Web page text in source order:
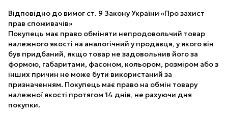
Відповідно до вимог ст. 9 Закону України «Про захист
прав споживачів»
Покупець має право обміняти непродовольчий товар
належного якості на аналогічний у продавця, у якого він
був придбаний, якщо товар не задовольнив його за
формою, габаритами, фасоном, кольором, розміром або з
інших причин не може бути використаний за
призначенням. Покупець має право на обмін товару
належної якості протягом 14 днів, не рахуючи дня
покупки.